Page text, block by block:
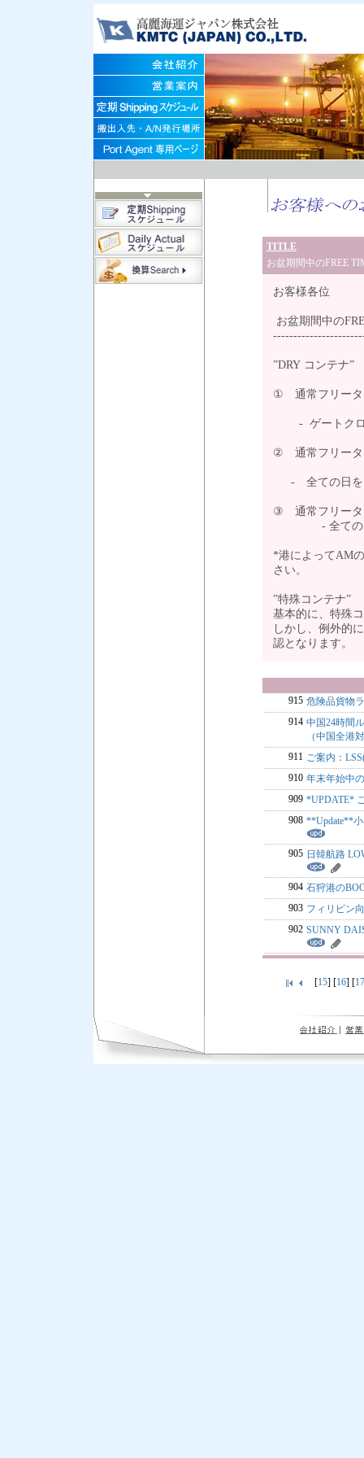
TITLE
お盆期間中のFREE
お客様各位
お盆期間中の
”DRY コンテナ”
① 通常フリータ
- ゲートクロ
② 通常フリータ
- 全ての日をカ
③ 通常フリータ
- 全ての日を
*港によってAM
さい。
”特殊コンテナ”
基本的に、特殊
しかし、例外的
認となります。
915 危険品貨物
914 中国24時間
（中国全港
911 ご案内：
910 年末年始中
909 *UPDATE*
908 **Update**
905 日韓航路
904 石狩港の
903 フィリピン
902 SUNNY
[15] [16] [17